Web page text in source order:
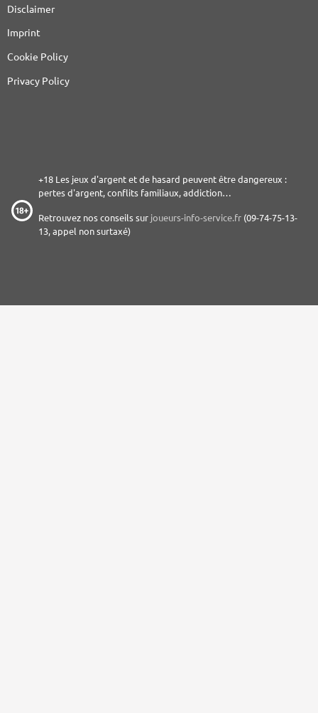
Disclaimer
Imprint
Cookie Policy
Privacy Policy
+18 Les jeux d'argent et de hasard peuvent être dangereux :
pertes d'argent, conflits familiaux, addiction…
Retrouvez nos conseils sur joueurs-info-service.fr (09-74-75-13-
13, appel non surtaxé)